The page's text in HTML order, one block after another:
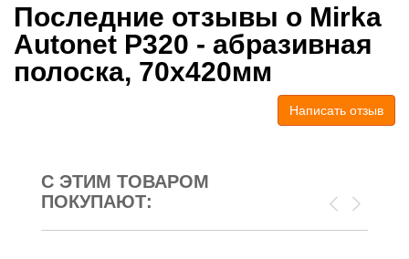
Последние отзывы о Mirka
Autonet P320 - абразивная
полоска, 70x420мм
Написать отзыв
С ЭТИМ ТОВАРОМ
ПОКУПАЮТ: